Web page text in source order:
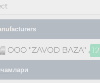
OOO "ZAVOD BAZA" 12